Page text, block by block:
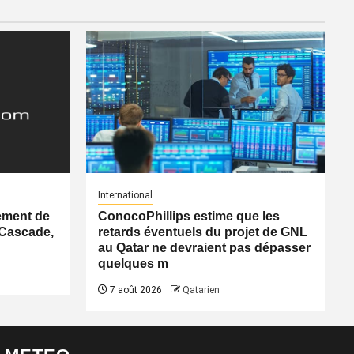
de
International
ConocoPhillips estime que les
retards éventuels du projet de GNL
au Qatar ne devraient pas dépasser
quelques m
7 août 2026 Qatarien